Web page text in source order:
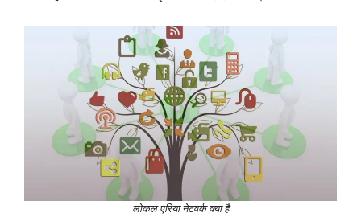
लोकल एरिया नेटवर्क क्या है